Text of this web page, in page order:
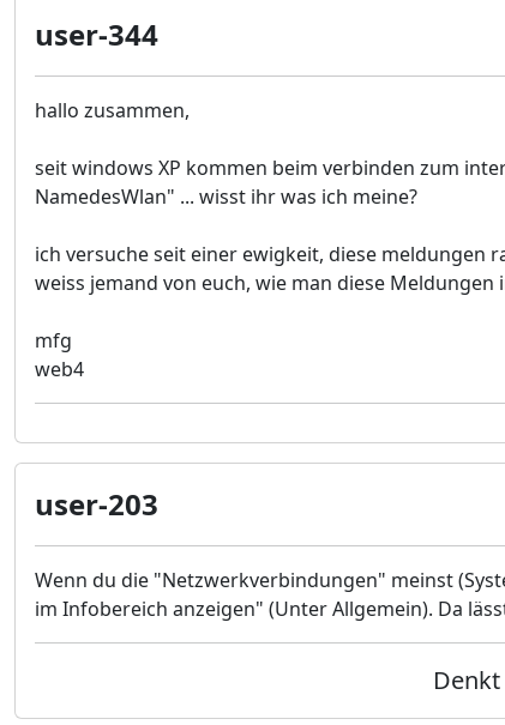
user-344
hallo zusammen,
seit windows XP kommen beim verbinden zum
NamedesWlan" ... wisst ihr was ich meine?
ich versuche seit einer ewigkeit, diese meldungen
weiss jemand von euch, wie man diese Meldungen
mfg
web4
user-203
Wenn du die "Netzwerkverbindungen" meinst
im Infobereich anzeigen" (Unter Allgemein). Da